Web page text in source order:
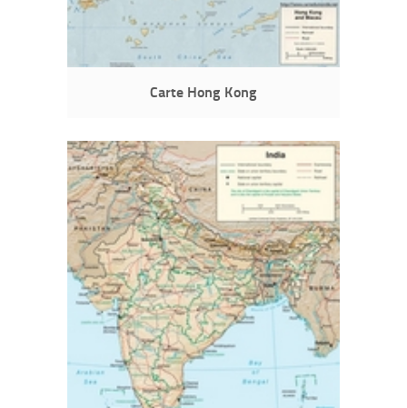
Carte Hong Kong